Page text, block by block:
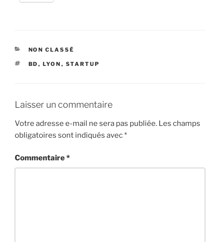
CATÉGORIES
NON CLASSÉ
ÉTIQUETTES
BD , LYON , STARTUP
Laisser un commentaire
Votre adresse e-mail ne sera pas publiée. Les champs
obligatoires sont indiqués avec*
Commentaire*